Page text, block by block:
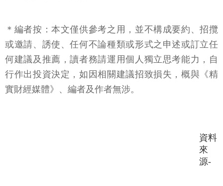
＊編者按：本文僅供參考之用，並不構成要約、招攬
或邀請、誘使、任何不論種類或形式之申述或訂立任
何建議及推薦，讀者務請運用個人獨立思考能力，自
行作出投資決定，如因相關建議招致損失，概與《精
實財經媒體》、編者及作者無涉。
資料
來
源-